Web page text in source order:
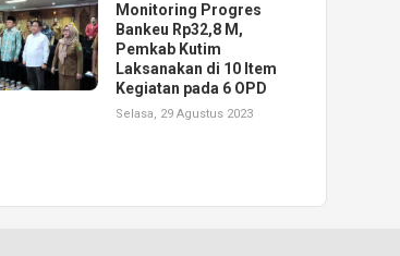
Monitoring Progres
Bankeu Rp32,8 M,
Pemkab Kutim
Laksanakan di 10 Item
Kegiatan pada 6 OPD
Selasa, 29 Agustus 2023